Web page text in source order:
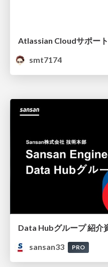
smt7174
Data Hubグループ 紹介
sansan33
PRO